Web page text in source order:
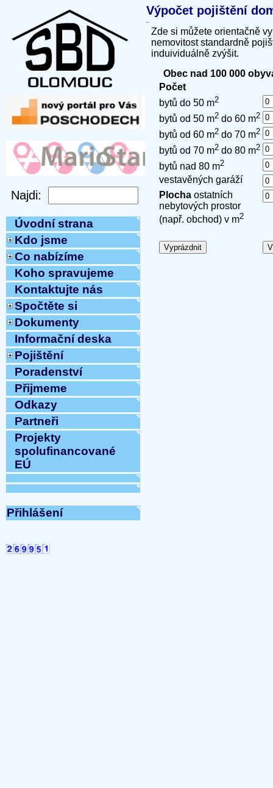
Úvodní strana
Kdo jsme
Co nabízíme
Koho spravujeme
Kontaktujte nás
Spočtěte si
Dokumenty
Informační deska
Pojištění
Poradenství
Přijmeme
Odkazy
Partneři
Projekty
spolufinancované
EÚ
Přihlášení
Výpočet pojištění
Zde si můžete orientačně
nemovitost standardně
induividuálně zvýšit.
Obec nad 100 000
Počet
bytů do 50 m2
bytů od 50 m2 do 60 m2
bytů od 60 m2 do 70 m2
bytů od 70 m2 do 80 m2
bytů nad 80 m2
vestavěných garáží
Plocha ostatních
nebytových prostor
(např. obchod) v m2